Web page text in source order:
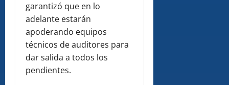
garantizó que en lo
adelante estarán
apoderando equipos
técnicos de auditores para
dar salida a todos los
pendientes.